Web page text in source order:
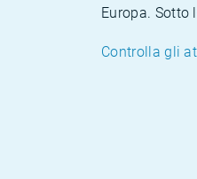
Europa. Sotto
Controlla gli